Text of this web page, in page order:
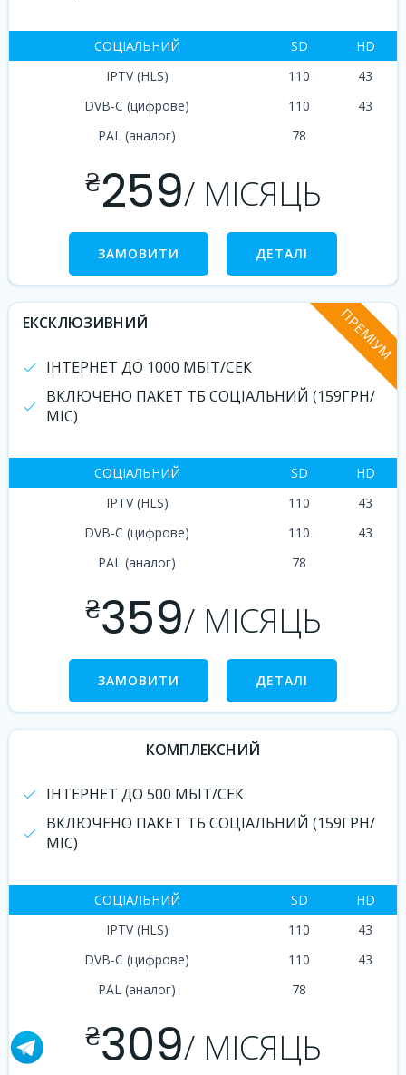
СОЦІАЛЬНИЙ SD
HD
IPTV (HLS)
110
43
DVB-C (цифрове)
110
43
PAL (аналог)
78
₴259/ МІСЯЦЬ
ЗАМОВИТИ ДЕТАЛІ
ПРЕМІУМ
ЕКСКЛЮЗИВНИЙ
ІНТЕРНЕТ ДО 1000 МБІТ/СЕК
ВКЛЮЧЕНО ПАКЕТ ТБ СОЦІАЛЬНИЙ (159ГРН/
МІС)
СОЦІАЛЬНИЙ SD
HD
IPTV (HLS)
110
43
DVB-C (цифрове)
110
43
PAL (аналог)
78
₴359/ МІСЯЦЬ
ЗАМОВИТИ ДЕТАЛІ
КОМПЛЕКСНИЙ
ІНТЕРНЕТ ДО 500 МБІТ/СЕК
ВКЛЮЧЕНО ПАКЕТ ТБ СОЦІАЛЬНИЙ (159ГРН/
МІС)
СОЦІАЛЬНИЙ SD
HD
IPTV (HLS)
110
43
DVB-C (цифрове)
110
43
PAL (аналог)
78
₴309/ МІСЯЦЬ